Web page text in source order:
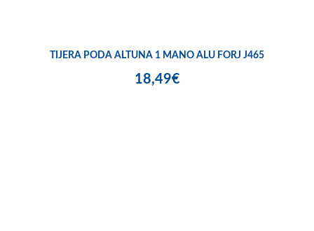
TIJERA PODA ALTUNA 1 MANO ALU FORJ J465
18,49€